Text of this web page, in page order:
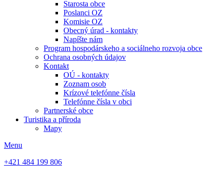
Starosta obce
Poslanci OZ
Komisie OZ
Obecný úrad - kontakty
Napíšte nám
Program hospodárskeho a sociálneho rozvoja obce
Ochrana osobných údajov
Kontakt
OÚ - kontakty
Zoznam osob
Krízové telefónne čísla
Telefónne čísla v obci
Partnerské obce
Turistika a příroda
Mapy
Menu
+421 484 199 806